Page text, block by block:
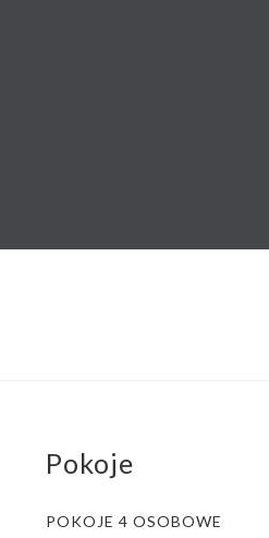
Pokoje
POKOJE 4 OSOBOWE